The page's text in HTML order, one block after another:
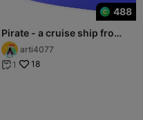
488
Pirate - a cruise ship from
Kolobrzeg - Baltic Sea
arti4077
 1 18